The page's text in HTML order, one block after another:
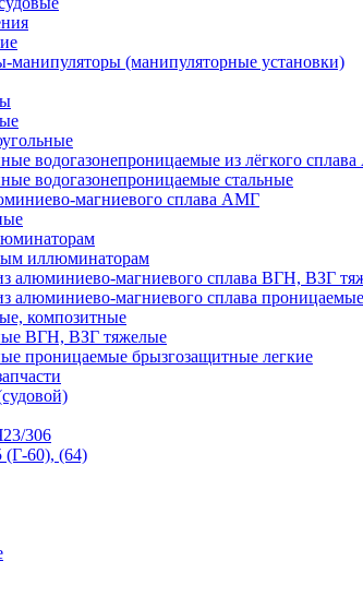
манипуляторы (манипуляторные установки)
водогазонепроницаемые из лёгкого
водогазонепроницаемые стальные
магниевого сплава АМГ
иллюминаторам
алюминиево-магниевого сплава ВГН, ВЗГ
алюминиево-магниевого сплава
композитные
ВГН, ВЗГ тяжелые
проницаемые брызгозащитные легкие
306
(Г-60), (64)